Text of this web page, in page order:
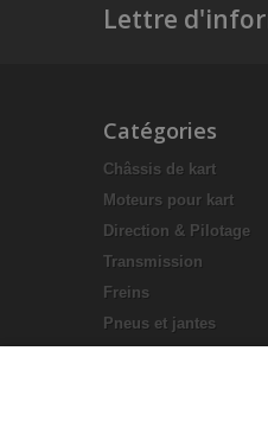
Lettre
Catégories
Châssis de kart
Moteurs pour kart
Direction & Pilotage
Transmission
Freins
Pneus et jantes